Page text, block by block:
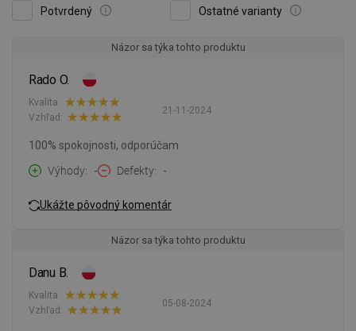
Potvrdený Ostatné varianty
Názor sa týka tohto produktu
Rado O.
21-11-2024
Kvalita:
Vzhľad:
100% spokojnosti, odporúčam
Výhody
- Defekty -
Ukážte pôvodný komentár
Názor sa týka tohto produktu
Danu B.
05-08-2024
Kvalita:
Vzhľad: